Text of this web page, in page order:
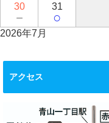
30
－
31
○
2026年7月
アクセス